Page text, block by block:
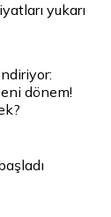
yukarı
dönem!